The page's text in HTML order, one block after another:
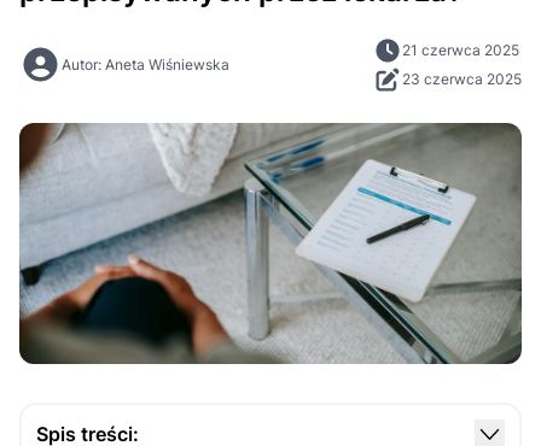
Autor: Aneta Wiśniewska
21 czerwca 2025
23 czerwca 2025
Spis treści: